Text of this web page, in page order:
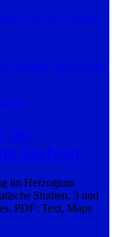
in Holstein
Holstein Münzwesen
der
Sachsen
im Herzogtum
Studien, 3 und
PDF: Text, Maps